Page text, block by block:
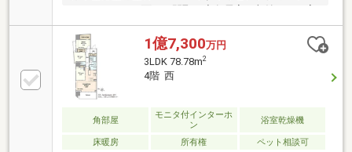
内すっきり！◆パーティールームやキッズコーナーな
ど共用施設が充実◆現在空室の為、即引渡し可能です
【株式会社リビングライフ】創業35年の信頼で未公開
情報多数のリビングライフがご紹介します。宅建士
×FP×住宅ローンアドバイザーの資格を併せ持つ『ライ
フ・エキスパート・プランナー』がお客様の老後も見
据えたライフプランを無料作成。お気軽にご相談下さ
い！☆物件のお問合せは〈0120-502-278〉☆
1億7,300万円
3LDK 78.78m2
4階 西
角部屋
モニタ付インターホ
ン
浴室乾燥機
床暖房 所有権 ペット相談可